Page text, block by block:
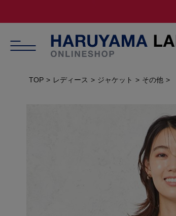
TOP レディース ジャケット その他